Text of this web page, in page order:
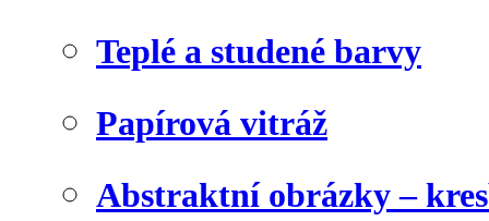
Teplé a studené barvy
Papírová vitráž
Abstraktní obrázky –